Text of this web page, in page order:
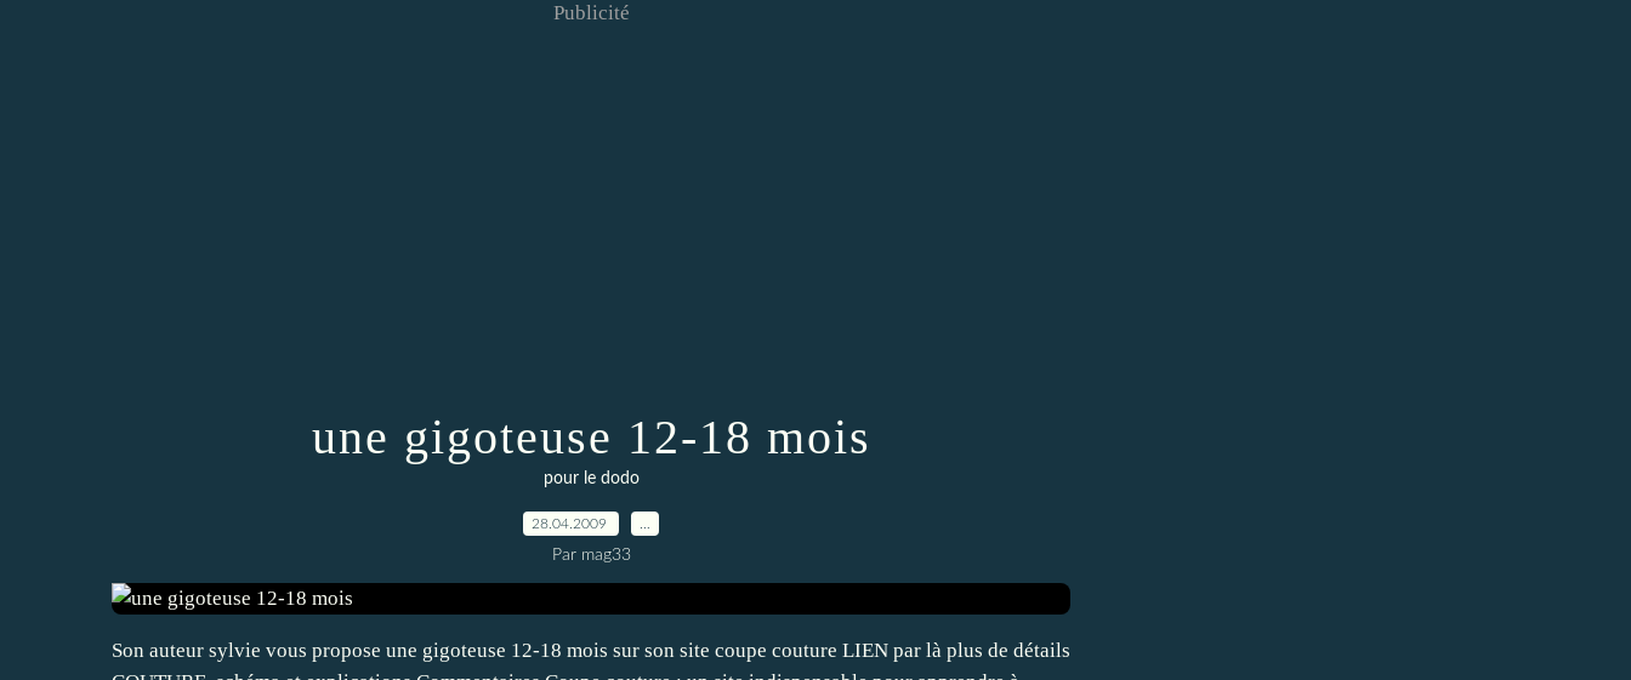
Publicité
une gigoteuse 12-18 mois
pour le dodo
28.04.2009
Par mag33
Son auteur sylvie vous propose une gigoteuse 12-18 mois sur son site coupe couture LIEN par là plus de détails